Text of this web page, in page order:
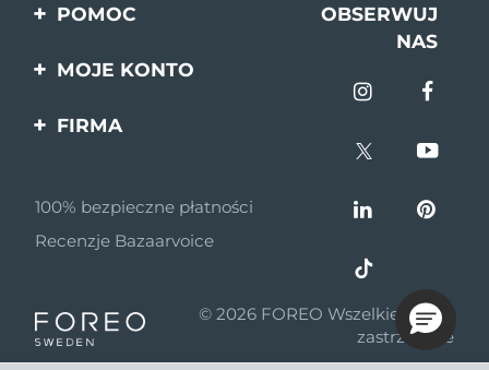
POMOC
Kontakt
OBSERWUJ
NAS
MOJE KONTO
FIRMA
Program partnerski
Wiadomości
MYSA
Dystrybutorzy
100% bezpieczne płatności
Recenzje Bazaarvoice
© 2026 FOREO Wszelkie prawa
zastrzeżone